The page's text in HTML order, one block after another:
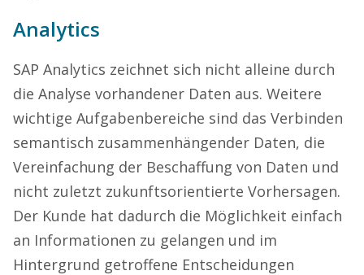
Analytics
SAP Analytics zeichnet sich nicht alleine durch
die Analyse vorhandener Daten aus. Weitere
wichtige Aufgabenbereiche sind das Verbinden
semantisch zusammenhängender Daten, die
Vereinfachung der Beschaffung von Daten und
nicht zuletzt zukunftsorientierte Vorhersagen.
Der Kunde hat dadurch die Möglichkeit einfach
an Informationen zu gelangen und im
Hintergrund getroffene Entscheidungen